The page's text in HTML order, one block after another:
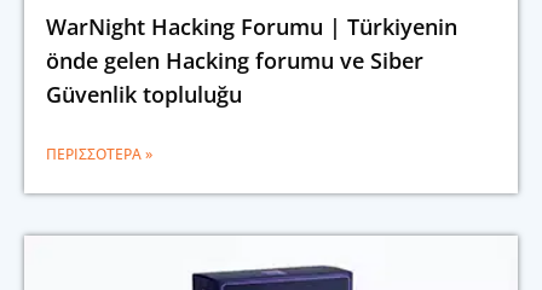
WarNight Hacking Forumu | Türkiyenin
önde gelen Hacking forumu ve Siber
Güvenlik topluluğu
ΠΕΡΙΣΣΌΤΕΡΑ »